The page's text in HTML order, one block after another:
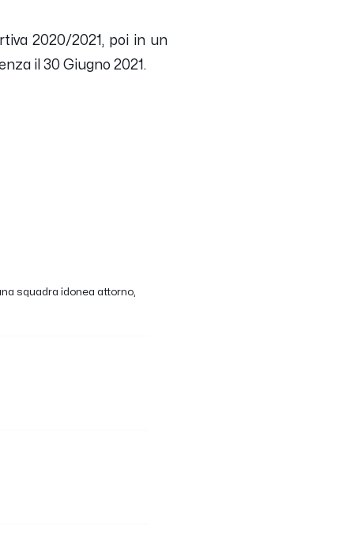
2020/2021, poi in un
il 30 Giugno 2021.
squadra idonea attorno,